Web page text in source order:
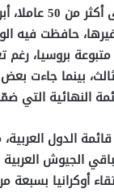
المؤشر الذي
حافظت فيه
بروسيا، رغم
بينما جاءت
التي ضمّت 145
الدول العربية،
باقي الجيوش
أوكرانيا بسبعة